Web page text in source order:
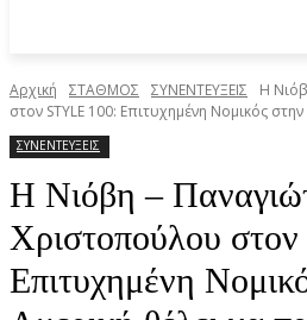
Αρχική ΣΤΑΘΜΟΣ ΣΥΝΕΝΤΕΥΞΕΙΣ
Η
στον STYLE 100: Επιτυχημένη Νομικός στην
ΣΥΝΕΝΤΕΥΞΕΙΣ
Η Νιόβη –
Χριστοπούλου
Επιτυχημένη